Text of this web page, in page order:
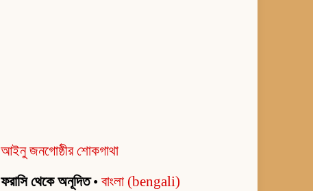
আইনু জনগোষ্ঠীর শোকগাথা
ফরাসি থেকে অনূদিত•বাংলা (bengali)